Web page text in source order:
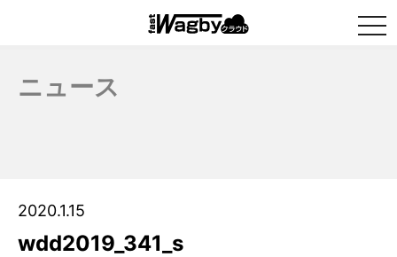
ニュース
2020.1.15
wdd2019_341_s